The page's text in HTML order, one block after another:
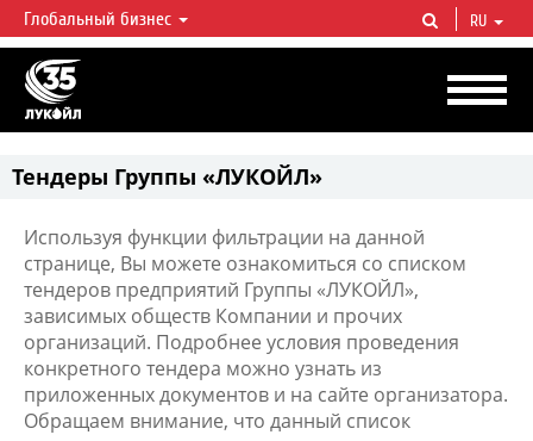
ЛУКОЙЛ СЕГОДНЯ
ЛУКОЙЛ — одна из крупнейших вертикально интегрированных
нефтегазовых компаний в мире, на долю которой приходится более 2%
мировой добычи нефти и около 1% доказанных запасов углеводородов.
Глобальный бизнес RU
Тендеры Группы «ЛУКОЙЛ»
Используя функции фильтрации на данной
странице, Вы можете ознакомиться со списком
тендеров предприятий Группы «ЛУКОЙЛ»,
зависимых обществ Компании и прочих
организаций. Подробнее условия проведения
конкретного тендера можно узнать из
приложенных документов и на сайте организатора.
Обращаем внимание, что данный список